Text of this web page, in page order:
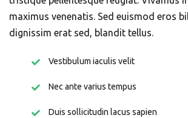
maximus venenatis. Sed euismod eros
dignissim erat sed, blandit tellus.
Vestibulum iaculis velit
Nec ante varius tempus
Duis sollicitudin lacus sapien